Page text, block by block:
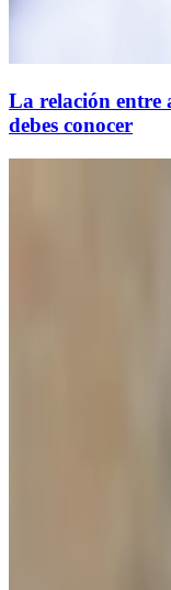
La relación entre
debes conocer